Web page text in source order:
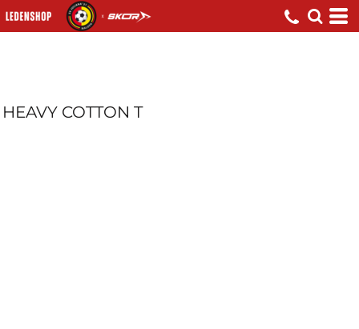
HEAVY COTTON T